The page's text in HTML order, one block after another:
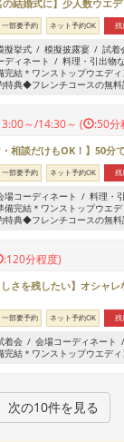
の結婚式に】少人数ウエ
一部要予約 ネット予約OK
擬挙式 模擬披露宴 試着
ディネート
料理・引出物
完結＊ワンストップウエデ
典◆フレンチコースの無料
～/14:30～ ( :50分
・相談だけもOK！】50分
一部要予約 ネット予約OK
場コーディネート
料理・
備完結＊ワンストップウエ
典◆フレンチコースの無料
:120分程度)
しさを残したい】オシャ
一部要予約 ネット予約OK
着会 会場コーディネート
完結＊ワンストップウエデ
次の10件を見る